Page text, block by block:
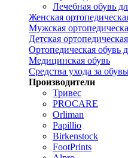
Лечебная обувь
Женская
Мужская
Детская
Ортопедическая обувь
Медицинская обувь
Средства ухода за
Производители
Тривес
PROCARE
Orliman
Papillio
Birkenstock
FootPrints